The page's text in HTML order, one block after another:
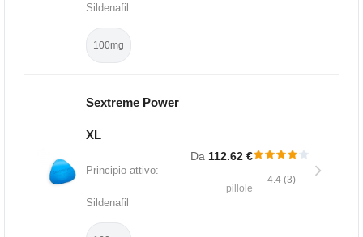
Sildenafil
100mg
Sextreme Power
XL
Principio attivo:
Sildenafil
Da 112.62 €
pillole
4.4 (3)